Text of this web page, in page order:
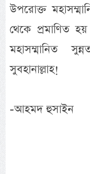
উপরোক্ত
থেকে প্রমাণিত
মহাসম্মানিত
সুবহানাল্লাহ!
-আহমদ হুসাইন